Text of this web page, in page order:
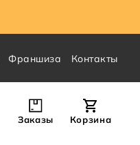
Франшиза Контакты
Заказы Корзина